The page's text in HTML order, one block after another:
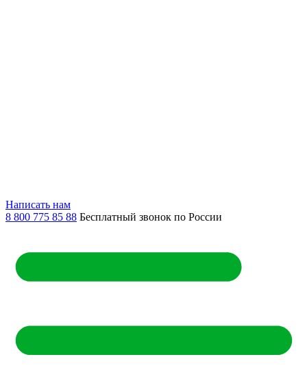
Написать нам
8 800 775 85 88 Бесплатный звонок по России